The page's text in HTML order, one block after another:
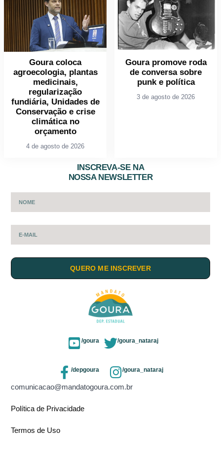
Goura coloca
agroecologia, plantas
medicinais,
regularização
fundiária, Unidades de
Conservação e crise
climática no
orçamento
4 de agosto de 2026
Goura promove roda
de conversa sobre
punk e política
3 de agosto de 2026
INSCREVA-SE NA
NOSSA NEWSLETTER
QUERO ME INSCREVER
/goura /goura_nataraj
/depgoura /goura_nataraj
comunicacao@mandatogoura.com.br
Política de Privacidade
Termos de Uso